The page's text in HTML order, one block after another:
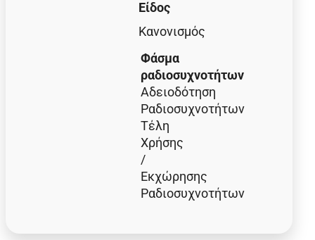
Είδος
Κανονισμός
Φάσμα
ραδιοσυχνοτήτων
Αδειοδότηση
Ραδιοσυχνοτήτων
Τέλη
Χρήσης
/
Εκχώρησης
Ραδιοσυχνοτήτων